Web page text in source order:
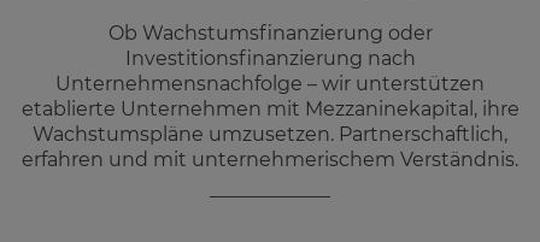
Ob Wachstumsfinanzierung oder
Investitionsfinanzierung nach
Unternehmensnachfolge – wir unterstützen
etablierte Unternehmen mit Mezzaninekapital, ihre
Wachstumspläne umzusetzen. Partnerschaftlich,
erfahren und mit unternehmerischem Verständnis.